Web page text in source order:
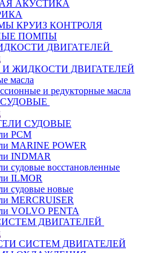
АКУСТИКА
КРУИЗ КОНТРОЛЯ
ПОМПЫ
ДВИГАТЕЛЕЙ
ЖИДКОСТИ ДВИГАТЕЛЕЙ
масла
и редукторные масла
СУДОВЫЕ
PCM
MARINE POWER
INDMAR
судовые восстановленные
ILMOR
судовые новые
MERCRUISER
VOLVO PENTA
ДВИГАТЕЛЕЙ
СИСТЕМ ДВИГАТЕЛЕЙ